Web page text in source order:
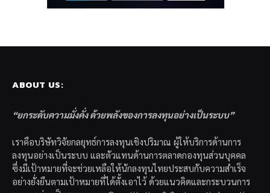
ABOUT US:
“ยกระดับความมั่งคั่ง ด้วยพลังของการลงทุนอย่างเป็นระบบ”
เราคือบริษัทวิจัยกลยุทธ์การลงทุนเชิงปริมาณ ผู้ให้บริการด้านการ
ลงทุนอย่างเป็นระบบ และตัวแทนด้านการตลาดกองทุนส่วนบุคคล
ซึ่งมีเป้าหมายที่จะช่วยเหลือให้นักลงทุนไทยประสบกับความสำเร็จ
อย่างยั่งยืนตามเป้าหมายที่ได้ตั้งเอาไว้ ด้วยแนวคิดและกระบวนการ